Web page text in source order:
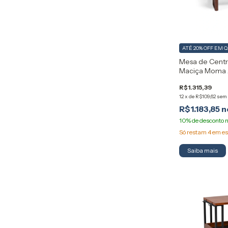
Mesa de
Maciça
R$1.315,39
12xde R$109,62
ATÉ 20% OFF EM
R$1.183,85
Só restam4em
Saiba mais